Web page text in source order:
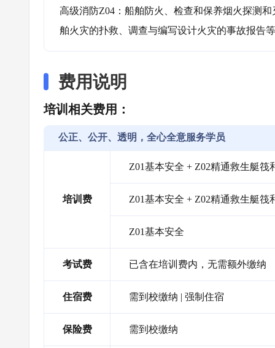
高级消防Z04：船舶防火、检查和保养烟火探测
舶火灾的扑救、调查与编写设计火灾的事故报告等
费用说明
培训相关费用：
公正、公开、透明，全心全意服务学员
培训费
Z01基本安全 + Z02精通救生艇筏
Z01基本安全 + Z02精通救生艇筏
Z01基本安全
考试费 已含在培训费内，无需额外缴纳
住宿费 需到校缴纳 | 强制住宿
保险费 需到校缴纳